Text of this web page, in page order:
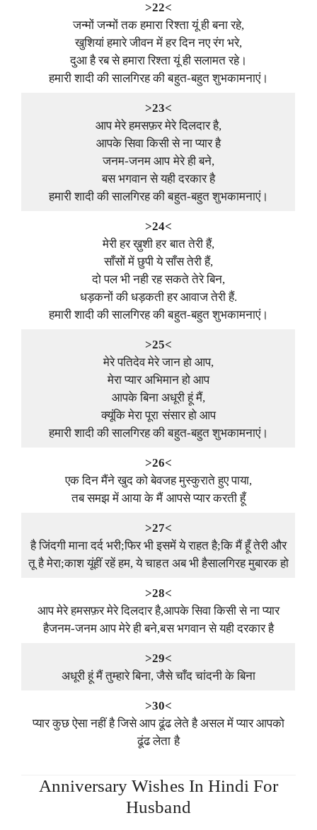
>22<
जन्मों जन्मों तक हमारा रिश्ता यूं ही बना रहे,
खुशियां हमारे जीवन में हर दिन नए रंग भरे,
दुआ है रब से हमारा रिश्ता यूं ही सलामत रहे।
हमारी शादी की सालगिरह की बहुत-बहुत शुभकामनाएं।
>23<
आप मेरे हमसफ़र मेरे दिलदार है,
आपके सिवा किसी से ना प्यार है
जनम-जनम आप मेरे ही बने,
बस भगवान से यही दरकार है
हमारी शादी की सालगिरह की बहुत-बहुत शुभकामनाएं।
>24<
मेरी हर ख़ुशी हर बात तेरी हैं,
साँसों में छुपी ये साँस तेरी हैं,
दो पल भी नही रह सकते तेरे बिन,
धड़कनों की धड़कती हर आवाज तेरी हैं.
हमारी शादी की सालगिरह की बहुत-बहुत शुभकामनाएं।
>25<
मेरे पतिदेव मेरे जान हो आप,
मेरा प्यार अभिमान हो आप
आपके बिना अधूरी हूं मैं,
क्यूंकि मेरा पूरा संसार हो आप
हमारी शादी की सालगिरह की बहुत-बहुत शुभकामनाएं।
>26<
एक दिन मैंने खुद को बेवजह मुस्कुराते हुए पाया,
तब समझ में आया के मैं आपसे प्यार करती हूँ
>27<
है जिंदगी माना दर्द भरी;फिर भी इसमें ये राहत है;कि मैं हूँ तेरी और
तू है मेरा;काश यूंहीं रहें हम, ये चाहत अब भी हैसालगिरह मुबारक हो
>28<
आप मेरे हमसफ़र मेरे दिलदार है,आपके सिवा किसी से ना प्यार
हैजनम-जनम आप मेरे ही बने,बस भगवान से यही दरकार है
>29<
अधूरी हूं मैं तुम्हारे बिना, जैसे चाँद चांदनी के बिना
>30<
प्यार कुछ ऐसा नहीं है जिसे आप ढूंढ लेते है असल में प्यार आपको
ढूंढ लेता है
Anniversary Wishes In Hindi For
Husband